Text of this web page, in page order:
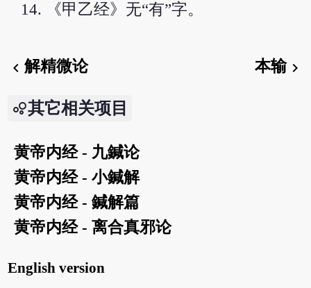
《甲乙经》无“有”字。
chevron_left解精微论 本输chevron_right
其它相关项目
黄帝内经 - 九鍼论
黄帝内经 - 小鍼解
黄帝内经 - 鍼解篇
黄帝内经 - 离合真邪论
English version